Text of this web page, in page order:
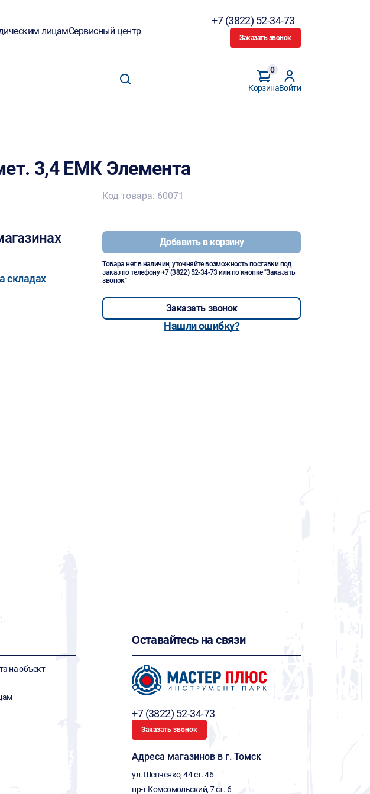
лицамСервисный центр
+7 (3822) 52-34-73
Заказать звонок
Корзина
0
Войти
3,4 ЕМК Элемента
складах
Код товара: 60071
Добавить в корзину
Товара нет в наличии, уточняйте возможность поставки под
заказ по телефону+7 (3822) 52-34-73 или по кнопке "Заказать
звонок"
Заказать звонок
Нашли ошибку?
на объект
Оставайтесь на связи
+7 (3822) 52-34-73
Заказать звонок
Адреса магазинов в г. Томск
ул. Шевченко, 44 ст. 46
пр-т Комсомольский, 7 ст. 6